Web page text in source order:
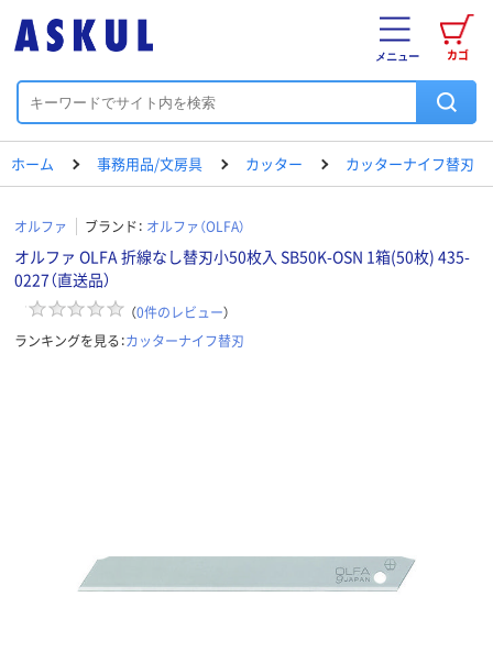
カゴ
メニュー
ホーム 事務用品/文房具 カッター カッターナイフ替刃
オルファ ブランド： オルファ（OLFA）
オルファ OLFA 折線なし替刃小50枚入 SB50K-OSN 1箱(50枚) 435-
0227（直送品）
（0件のレビュー）
ランキングを見る：カッターナイフ替刃